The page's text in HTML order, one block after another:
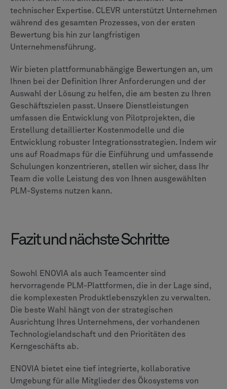
CLEVR
Gemeinsam die Zukunft gestalten
CLEVR ermöglicht digitale Transformation im großen Maßstab
durch die Implementierung von Siemens Mendix und Altair
Lösungen für Branchen wie Fertigung, Einzelhandel, Energie und
mehr. Wir nutzen PLM-, PCM-, MOM/MES-, Low-Code- und KI-
Technologien zur Fertigungsoptimierung und
Geschäftsprozessautomatisierung und gewährleisten dabei eine
nahtlose Integration mit anderen Kernsystemen wie SAP, IBM
und Salesforce. CLEVR vereint Technologie- und
Branchenexpertise, um strategische Lösungen anzubieten, die
Abläufe optimieren, die Effizienz steigern und die Digitalisierung
ermöglichen, um den Marktanforderungen gerecht zu werden.
Can't find the answer to your question? Just
touch
1
Was ist der Hauptunterschied zwischen ENOVIA
und Teamcenter?
2 Welches PLM ist besser für ein Unternehmen